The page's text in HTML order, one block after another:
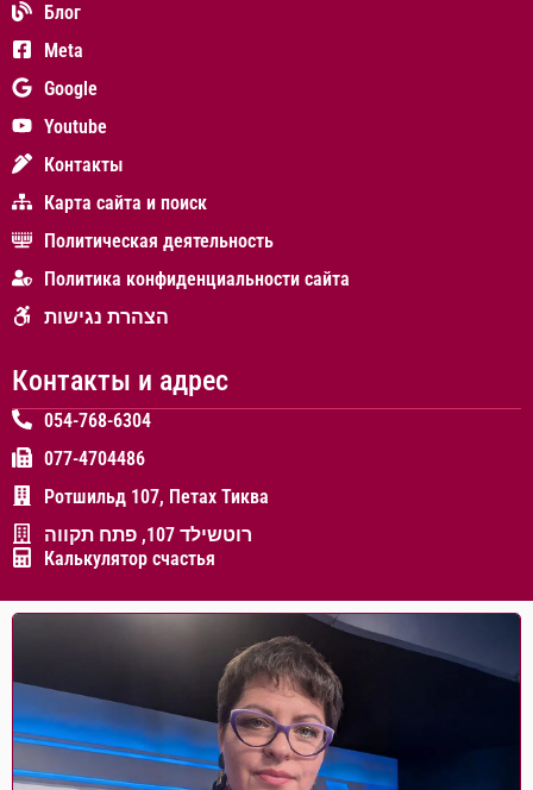
Блог
Meta
Google
Youtube
Контакты
Карта сайта и поиск
Политическая деятельность
Политика конфиденциальности сайта
הצהרת נגישות
Контакты и адрес
054-768-6304
077-4704486
Ротшильд 107, Петах Тиква
רוטשילד 107, פתח תקווה
Калькулятор счастья